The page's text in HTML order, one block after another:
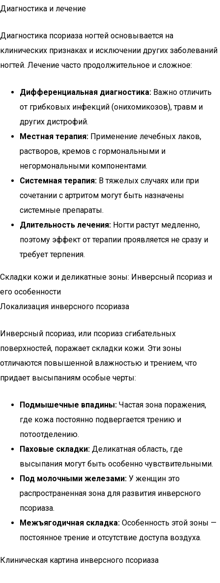
Диагностика и лечение
Диагностика псориаза ногтей основывается на
клинических признаках и исключении других заболеваний
ногтей. Лечение часто продолжительное и сложное:
Дифференциальная диагностика: Важно отличить
от грибковых инфекций (онихомикозов), травм и
других дистрофий.
Местная терапия: Применение лечебных лаков,
растворов, кремов с гормональными и
негормональными компонентами.
Системная терапия: В тяжелых случаях или при
сочетании с артритом могут быть назначены
системные препараты.
Длительность лечения: Ногти растут медленно,
поэтому эффект от терапии проявляется не сразу и
требует терпения.
Складки кожи и деликатные зоны: Инверсный псориаз и
его особенности
Локализация инверсного псориаза
Инверсный псориаз, или псориаз сгибательных
поверхностей, поражает складки кожи. Эти зоны
отличаются повышенной влажностью и трением, что
придает высыпаниям особые черты:
Подмышечные впадины: Частая зона поражения,
где кожа постоянно подвергается трению и
потоотделению.
Паховые складки: Деликатная область, где
высыпания могут быть особенно чувствительными.
Под молочными железами: У женщин это
распространенная зона для развития инверсного
псориаза.
Межъягодичная складка: Особенность этой зоны —
постоянное трение и отсутствие доступа воздуха.
Клиническая картина инверсного псориаза